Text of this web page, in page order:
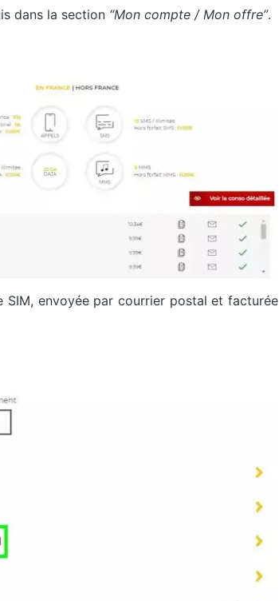
dans la section “Mon compte / Mon offre”.
envoyée par courrier postal et facturée